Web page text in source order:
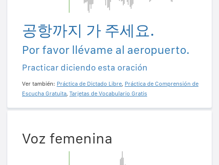
공항까지 가 주세요.
Por favor llévame al aeropuerto.
Practicar diciendo esta oración
Ver también: Práctica de Dictado Libre, Práctica de Comprensión de
Escucha Gratuita, Tarjetas de Vocabulario Gratis
Voz femenina